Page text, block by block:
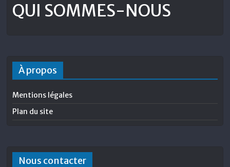
QUI SOMMES-NOUS
À propos
Mentions légales
Plan du site
Nous contacter